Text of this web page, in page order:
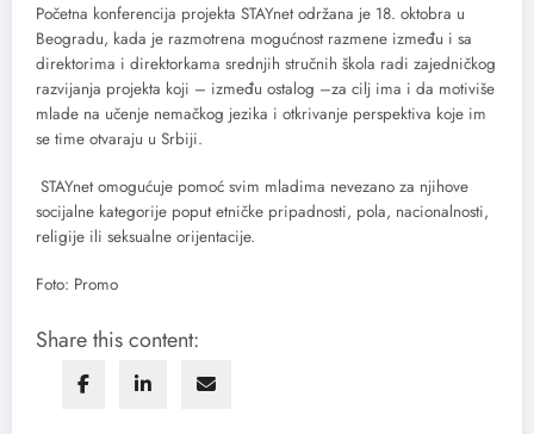
Početna konferencija projekta STAYnet održana je 18. oktobra u
Beogradu, kada je razmotrena mogućnost razmene između i sa
direktorima i direktorkama srednjih stručnih škola radi zajedničkog
razvijanja projekta koji – između ostalog –za cilj ima i da motiviše
mlade na učenje nemačkog jezika i otkrivanje perspektiva koje im
se time otvaraju u Srbiji.
STAYnet omogućuje pomoć svim mladima nevezano za njihove
socijalne kategorije poput etničke pripadnosti, pola, nacionalnosti,
religije ili seksualne orijentacije.
Foto: Promo
Share this content: